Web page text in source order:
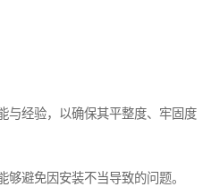
与经验，以确保其平整度、牢固度
避免因安装不当导致的问题。